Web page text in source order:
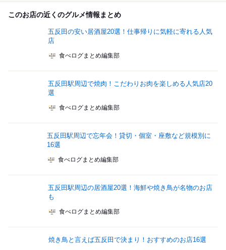
このお店の近くのグルメ情報まとめ
五反田の安い居酒屋20選！仕事帰りに気軽に寄れる人気
店
食べログまとめ編集部
五反田駅周辺で焼肉！こだわりお肉を楽しめる人気店20
選
食べログまとめ編集部
五反田駅周辺で忘年会！貸切・個室・座敷など規模別に
16選
食べログまとめ編集部
五反田駅周辺の居酒屋20選！海鮮や焼き鳥が名物のお店
も
食べログまとめ編集部
焼き鳥と言えば五反田で決まり！おすすめのお店16選